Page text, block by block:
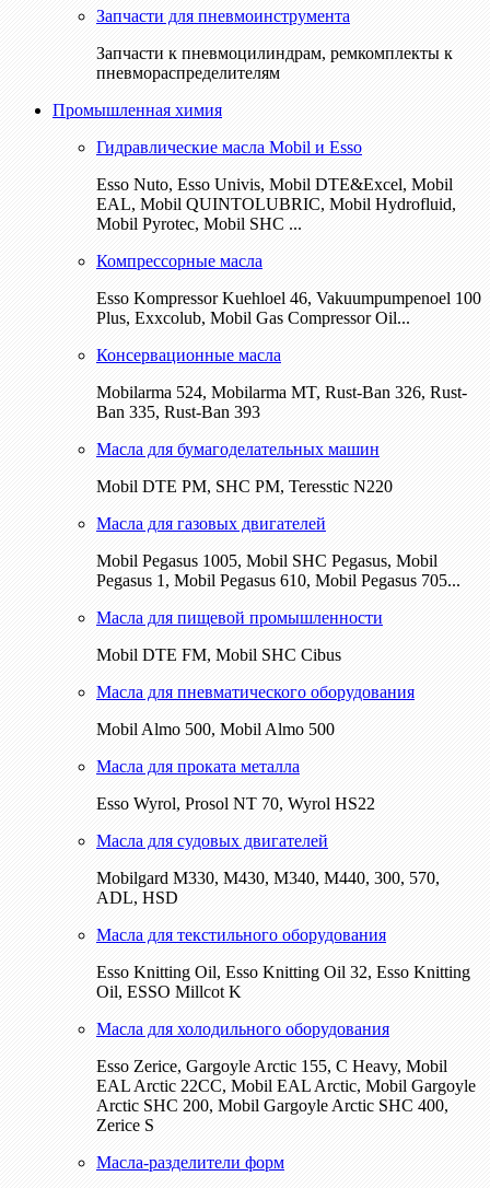
Запчасти для пневмоинструмента
Запчасти к пневмоцилиндрам, ремкомплекты к
пневмораспределителям
Промышленная химия
Гидравлические масла Mobil и Esso
Esso Nuto, Esso Univis, Mobil DTE&Excel, Mobil
EAL, Mobil QUINTOLUBRIC, Mobil Hydrofluid,
Mobil Pyrotec, Mobil SHC ...
Компрессорные масла
Esso Kompressor Kuehloel 46, Vakuumpumpenoel 100
Plus, Exxcolub, Mobil Gas Compressor Oil...
Консервационные масла
Mobilarma 524, Mobilarma MT, Rust-Ban 326, Rust-
Ban 335, Rust-Ban 393
Масла для бумагоделательных машин
Mobil DTE РМ, SHC PM, Teresstic N220
Масла для газовых двигателей
Mobil Pegasus 1005, Mobil SHC Pegasus, Mobil
Pegasus 1, Mobil Pegasus 610, Mobil Pegasus 705...
Масла для пищевой промышленности
Mobil DTE FM, Mobil SHC Cibus
Масла для пневматического оборудования
Mobil Almo 500, Mobil Almo 500
Масла для проката металла
Esso Wyrol, Prosol NT 70, Wyrol HS22
Масла для судовых двигателей
Mobilgard M330, M430, M340, M440, 300, 570,
ADL, HSD
Масла для текстильного оборудования
Esso Knitting Oil, Esso Knitting Oil 32, Esso Knitting
Oil, ESSO Millcot K
Масла для холодильного оборудования
Esso Zerice, Gargoyle Arctic 155, С Heavy, Mobil
EAL Arctic 22CC, Mobil EAL Arctic, Mobil Gargoyle
Arctic SHC 200, Mobil Gargoyle Arctic SHC 400,
Zerice S
Масла-разделители форм